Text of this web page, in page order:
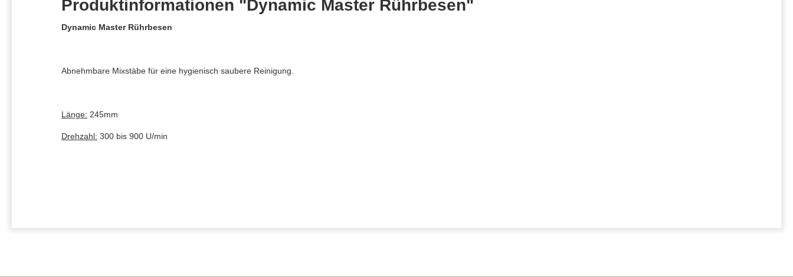
Produktinformationen "Dynamic Master Rührbesen"
Dynamic Master Rührbesen
Abnehmbare Mixstäbe für eine hygienisch saubere Reinigung.
Länge: 245mm
Drehzahl: 300 bis 900 U/min